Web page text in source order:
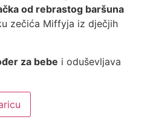
od rebrastog baršuna
zečića Miffyja iz dječjih
za bebe i oduševljava